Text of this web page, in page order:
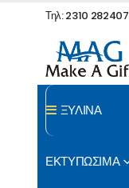
Τηλ: 2310 282407
ΞΥΛΙΝΑ
ΕΚΤΥΠΩΣΙΜΑ